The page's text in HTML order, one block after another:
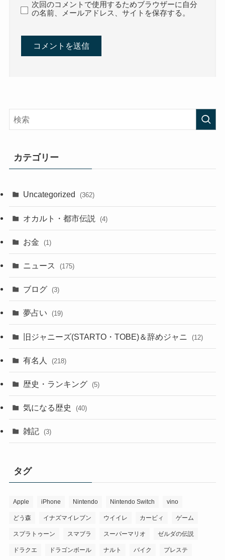
次回のコメントで使用するためブラウザーに自分
の名前、メールアドレス、サイトを保存する。
カテゴリー
Uncategorized (362)
オカルト・都市伝説 (4)
お金 (1)
ニュース (175)
ブログ (3)
夢占い (19)
旧ジャニーズ(STARTO・TOBE)＆辞めジャニ (12)
有名人 (218)
歴史・ランキング (5)
気になる歴史 (40)
雑記 (3)
タグ
Apple iPhone Nintendo Nintendo Switch vino
どう森 イナズマイレブン ウイイレ カービィ ゲーム
スプラトゥーン スマブラ スーパーマリオ ゼルダの伝説
ドラクエ ドラゴンボール ナルト バイク プレステ